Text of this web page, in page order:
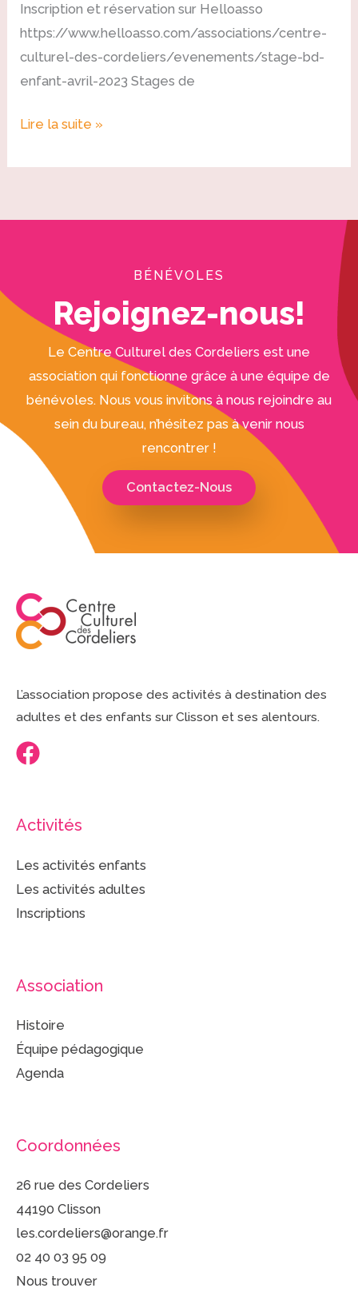
Inscription et réservation sur Helloasso
https://www.helloasso.com/associations/centre-
culturel-des-cordeliers/evenements/stage-bd-
enfant-avril-2023 Stages de
Lire la suite »
BÉNÉVOLES
Rejoignez-nous!
Le Centre Culturel des Cordeliers est une
association qui fonctionne grâce à une équipe de
bénévoles. Nous vous invitons à nous rejoindre au
sein du bureau, n’hésitez pas à venir nous
rencontrer !
Contactez-Nous
L’association propose des activités à destination des
adultes et des enfants sur Clisson et ses alentours.
Activités
Les activités enfants
Les activités adultes
Inscriptions
Association
Histoire
Équipe pédagogique
Agenda
Coordonnées
26 rue des Cordeliers
44190 Clisson
les.cordeliers@orange.fr
02 40 03 95 09
Nous trouver